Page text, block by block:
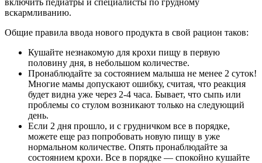
вскармливанию.
Общие правила ввода нового продукта в свой рацион таков:
Кушайте незнакомую для крохи пищу в первую
половину дня, в небольшом количестве.
Пронаблюдайте за состоянием малыша не менее 2 суток!
Многие мамы допускают ошибку, считая, что реакция
будет видна уже через 2-4 часа. Бывает, что сыпь или
проблемы со стулом возникают только на следующий
день.
Если 2 дня прошло, и с грудничком все в порядке,
можете еще раз попробовать новую пищу в уже
нормальном количестве. Опять пронаблюдайте за
состоянием крохи. Все в порядке — спокойно кушайте